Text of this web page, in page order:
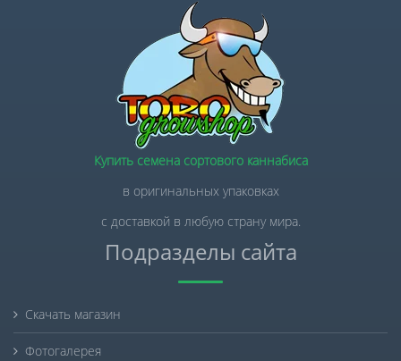
Купить семена сортового каннабиса
в оригинальных упаковках
с доставкой в любую страну мира.
Подразделы сайта
Скачать магазин
Фотогалерея